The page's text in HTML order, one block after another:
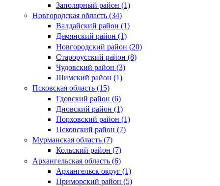
Заполярный район (1)
Новгородская область (34)
Валдайский район (1)
Демянский район (1)
Новгородский район (20)
Старорусский район (8)
Чудовский район (3)
Шимский район (1)
Псковская область (15)
Гдовский район (6)
Дновский район (1)
Порховский район (1)
Псковский район (7)
Мурманская область (7)
Кольский район (7)
Архангельская область (6)
Архангельск округ (1)
Приморский район (5)